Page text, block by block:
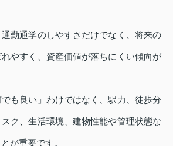
勤通学のしやすさだけでなく、将来の
やすく、資産価値が落ちにくい傾向が
も良い」わけではなく、駅力、徒歩分
ク、生活環境、建物性能や管理状態な
が重要です。